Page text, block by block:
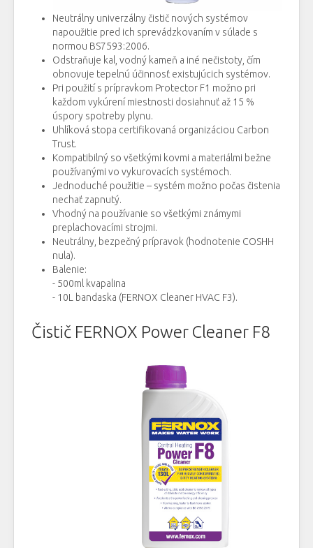
Neutrálny univerzálny čistič nových systémov
napoužitie pred ich sprevádzkovaním v súlade s
normou BS7593:2006.
Odstraňuje kal, vodný kameň a iné nečistoty, čím
obnovuje tepelnú účinnosť existujúcich systémov.
Pri použití s prípravkom Protector F1 možno pri
každom vykúrení miestnosti dosiahnuť až 15 %
úspory spotreby plynu.
Uhlíková stopa certifikovaná organizáciou Carbon
Trust.
Kompatibilný so všetkými kovmi a materiálmi bežne
používanými vo vykurovacích systémoch.
Jednoduché použitie – systém možno počas čistenia
nechať zapnutý.
Vhodný na používanie so všetkými známymi
preplachovacími strojmi.
Neutrálny, bezpečný prípravok (hodnotenie COSHH
nula).
Balenie:
- 500ml kvapalina
- 10L bandaska (FERNOX Cleaner HVAC F3).
Čistič FERNOX Power Cleaner F8